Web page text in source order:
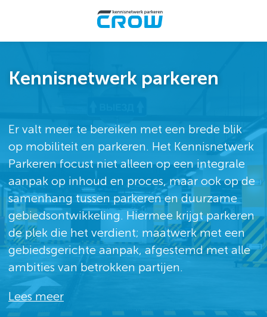
Kennisnetwerk parkeren
Er valt meer te bereiken met een brede blik
op mobiliteit en parkeren. Het Kennisnetwerk
Parkeren focust niet alleen op een integrale
aanpak op inhoud en proces, maar ook op de
samenhang tussen parkeren en duurzame
gebiedsontwikkeling. Hiermee krijgt parkeren
de plek die het verdient; maatwerk met een
gebiedsgerichte aanpak, afgestemd met alle
ambities van betrokken partijen.
Lees meer